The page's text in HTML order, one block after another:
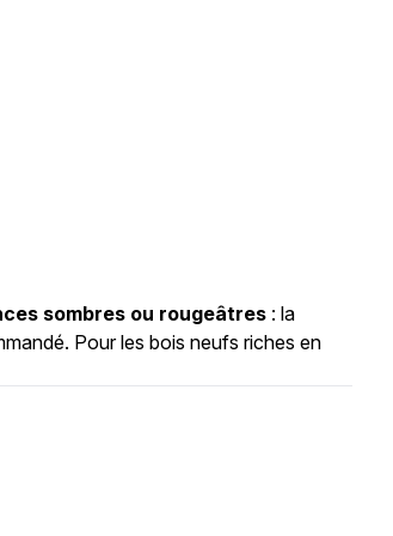
sombres ou rougeâtres : la
Pour les bois neufs riches en